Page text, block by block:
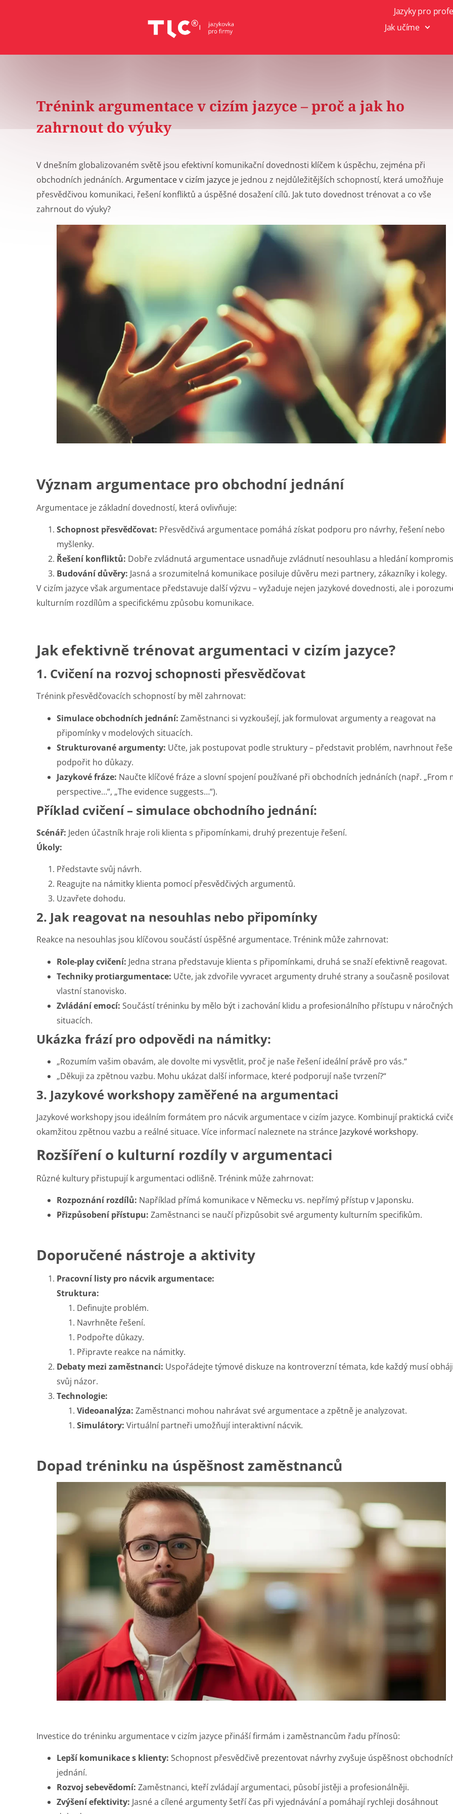
Jazyky pro
Jak učíme
Trénink argumentace v cizím jazyce – proč a jak ho
zahrnout do výuky
V dnešním globalizovaném světě jsou efektivní komunikační dovednosti klíčem k úspěchu, zejména při
obchodních jednáních. Argumentace v cizím jazyce je jednou z nejdůležitějších schopností, která umožňuje
přesvědčivou komunikaci, řešení konfliktů a úspěšné dosažení cílů. Jak tuto dovednost trénovat a co vše
zahrnout do výuky?
Význam argumentace pro obchodní jednání
Argumentace je základní dovedností, která ovlivňuje:
Schopnost přesvědčovat: Přesvědčivá argumentace pomáhá získat podporu pro návrhy, řešení nebo
myšlenky.
Řešení konfliktů: Dobře zvládnutá argumentace usnadňuje zvládnutí nesouhlasu a hledání
Budování důvěry: Jasná a srozumitelná komunikace posiluje důvěru mezi partnery, zákazníky i kolegy.
V cizím jazyce však argumentace představuje další výzvu – vyžaduje nejen jazykové dovednosti, ale i
kulturním rozdílům a specifickému způsobu komunikace.
Jak efektivně trénovat argumentaci v cizím jazyce?
1. Cvičení na rozvoj schopnosti přesvědčovat
Trénink přesvědčovacích schopností by měl zahrnovat:
Simulace obchodních jednání: Zaměstnanci si vyzkoušejí, jak formulovat argumenty a reagovat na
připomínky v modelových situacích.
Strukturované argumenty: Učte, jak postupovat podle struktury – představit problém, navrhnout
podpořit ho důkazy.
Jazykové fráze: Naučte klíčové fráze a slovní spojení používané při obchodních jednáních (např. „From
perspective…“, „The evidence suggests…“).
Příklad cvičení – simulace obchodního jednání:
Scénář: Jeden účastník hraje roli klienta s připomínkami, druhý prezentuje řešení.
Úkoly:
Představte svůj návrh.
Reagujte na námitky klienta pomocí přesvědčivých argumentů.
Uzavřete dohodu.
2. Jak reagovat na nesouhlas nebo připomínky
Reakce na nesouhlas jsou klíčovou součástí úspěšné argumentace. Trénink může zahrnovat:
Role-play cvičení: Jedna strana představuje klienta s připomínkami, druhá se snaží efektivně reagovat.
Techniky protiargumentace: Učte, jak zdvořile vyvracet argumenty druhé strany a současně posilovat
vlastní stanovisko.
Zvládání emocí: Součástí tréninku by mělo být i zachování klidu a profesionálního přístupu v náročných
situacích.
Ukázka frází pro odpovědi na námitky:
„Rozumím vašim obavám, ale dovolte mi vysvětlit, proč je naše řešení ideální právě pro vás.“
„Děkuji za zpětnou vazbu. Mohu ukázat další informace, které podporují naše tvrzení?“
3. Jazykové workshopy zaměřené na argumentaci
Jazykové workshopy jsou ideálním formátem pro nácvik argumentace v cizím jazyce. Kombinují praktická
okamžitou zpětnou vazbu a reálné situace. Více informací naleznete na stránce Jazykové workshopy.
Rozšíření o kulturní rozdíly v argumentaci
Různé kultury přistupují k argumentaci odlišně. Trénink může zahrnovat:
Rozpoznání rozdílů: Například přímá komunikace v Německu vs. nepřímý přístup v Japonsku.
Přizpůsobení přístupu: Zaměstnanci se naučí přizpůsobit své argumenty kulturním specifikům.
Doporučené nástroje a aktivity
Pracovní listy pro nácvik argumentace:
Struktura:
Definujte problém.
Navrhněte řešení.
Podpořte důkazy.
Připravte reakce na námitky.
Debaty mezi zaměstnanci: Uspořádejte týmové diskuze na kontroverzní témata, kde každý musí
svůj názor.
Technologie:
Videoanalýza: Zaměstnanci mohou nahrávat své argumentace a zpětně je analyzovat.
Simulátory: Virtuální partneři umožňují interaktivní nácvik.
Dopad tréninku na úspěšnost zaměstnanců
Investice do tréninku argumentace v cizím jazyce přináší firmám i zaměstnancům řadu přínosů:
Lepší komunikace s klienty: Schopnost přesvědčivě prezentovat návrhy zvyšuje úspěšnost
jednání.
Rozvoj sebevědomí: Zaměstnanci, kteří zvládají argumentaci, působí jistěji a profesionálněji.
Zvýšení efektivity: Jasné a cílené argumenty šetří čas při vyjednávání a pomáhají rychleji dosáhnout